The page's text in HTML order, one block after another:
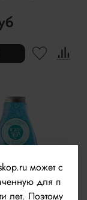
может с
для п
лет. Поэтому